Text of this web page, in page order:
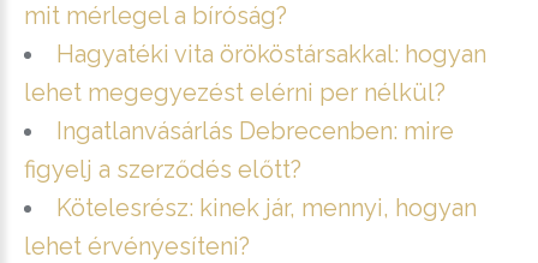
mit mérlegel a bíróság?
Hagyatéki vita örököstársakkal: hogyan
lehet megegyezést elérni per nélkül?
Ingatlanvásárlás Debrecenben: mire
figyelj a szerződés előtt?
Kötelesrész: kinek jár, mennyi, hogyan
lehet érvényesíteni?